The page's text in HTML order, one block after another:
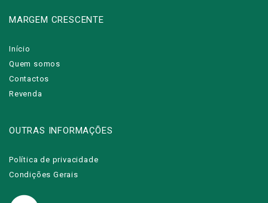
MARGEM CRESCENTE
Início
Quem somos
Contactos
Revenda
OUTRAS INFORMAÇÕES
Política de privacidade
Condições Gerais